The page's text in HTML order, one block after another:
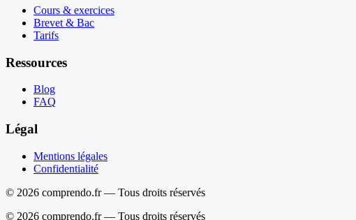
Cours & exercices
Brevet & Bac
Tarifs
Ressources
Blog
FAQ
Légal
Mentions légales
Confidentialité
© 2026 comprendo.fr — Tous droits réservés
© 2026 comprendo.fr — Tous droits réservés